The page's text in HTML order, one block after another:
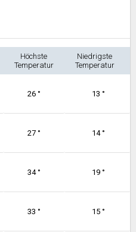
Höchste
Temperatur
Niedrigste
Temperatur
26 ° 13 °
27 ° 14 °
34 ° 19 °
33 ° 15 °